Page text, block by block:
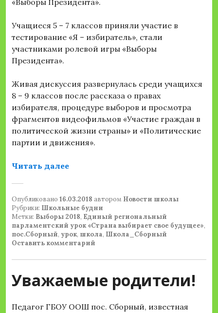
«Выборы Президента».
Учащиеся 5 – 7 классов приняли участие в
тестирование «Я – избиратель», стали
участниками ролевой игры «Выборы
Президента».
Живая дискуссия развернулась среди учащихся
8 – 9 классов после рассказа о правах
избирателя, процедуре выборов и просмотра
фрагментов видеофильмов «Участие граждан в
политической жизни страны» и «Политические
партии и движения».
Читать далее«Единый региональный
Опубликовано 16.03.2018 автором Новости школы
Рубрики: Школьные будни
Метки: Выборы 2018, Единый региональный
парламентский урок «Страна выбирает свое будущее»,
пос.Сборный, урок, школа, Школа_Сборный
Оставить комментарий
Уважаемые родители!
Педагог ГБОУ ООШ пос. Сборный, известная